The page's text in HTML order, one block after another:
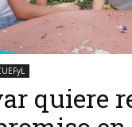
quiere